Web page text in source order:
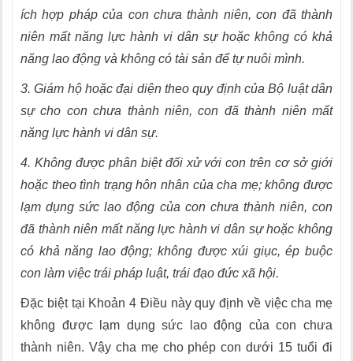
ích hợp pháp của con chưa thành niên, con đã thành
niên mất năng lực hành vi dân sự hoặc không có khả
năng lao động và không có tài sản để tự nuôi mình.
3. Giám hộ hoặc đại diện theo quy định của Bộ luật dân
sự cho con chưa thành niên, con đã thành niên mất
năng lực hành vi dân sự.
4. Không được phân biệt đối xử với con trên cơ sở giới
hoặc theo tình trạng hôn nhân của cha mẹ; không được
lạm dụng sức lao động của con chưa thành niên, con
đã thành niên mất năng lực hành vi dân sự hoặc không
có khả năng lao động; không được xúi giục, ép buộc
con làm việc trái pháp luật, trái đạo đức xã hội.
Đặc biệt tại Khoản 4 Điều này quy định về việc cha mẹ
không được lạm dụng sức lao động của con chưa
thành niên. Vậy cha mẹ cho phép con dưới 15 tuổi đi